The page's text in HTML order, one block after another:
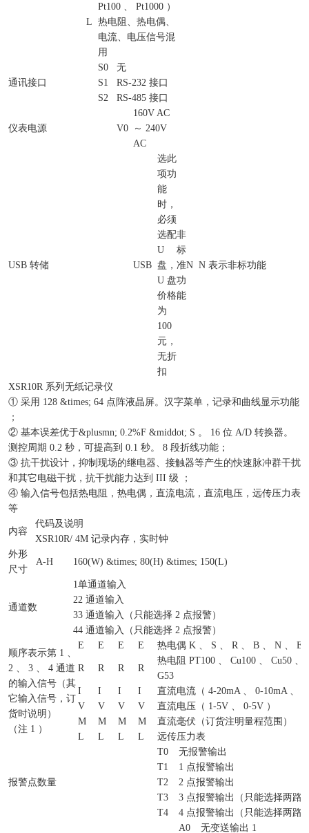
L
Pt100 、 Pt1000 ）
热电阻、热电偶、
电流、电压信号混
用
通讯接口
S0
无
S1
RS-232 接口
S2
RS-485 接口
仪表电源 V0
160V AC
～ 240V
AC
USB 转储 USB
选此
项功
能
时，
必须
选配
U
盘，
U 盘
价格
为
100
元，
无折
扣
非
标
准
功
能
N N 表示非标功能
XSR10R 系列无纸记录仪
① 采用 128 &times; 64 点阵液晶屏。汉字菜单，记录和曲线显示功能
；
② 基本误差优于&plusmn; 0.2%F &middot; S 。 16 位 A/D 转换器。
测控周期 0.2 秒，可提高到 0.1 秒。 8 段折线功能；
③ 抗干扰设计，抑制现场的继电器、接触器等产生的快速脉冲群干扰
和其它电磁干扰，抗干扰能力达到 III 级 ；
④ 输入信号包括热电阻，热电偶，直流电流，直流电压，远传压力表
等
内容
代码及说明
XSR10R/ 4M 记录内存，实时钟
外形
尺寸
A-H 160(W) &times; 80(H) &times; 150(L)
通道数
1单通道输入
22 通道输入
33 通道输入（只能选择 2 点报警）
44 通道输入（只能选择 2 点报警）
顺序表示第 1 、
2 、 3 、 4 通道
的输入信号（其
它输入信号，订
货时说明）
（注 1 ）
E E E E 热电偶 K 、 S 、 R 、 B 、 N 、 E
R R R R
热电阻 PT100 、 Cu100 、 Cu50
G53
I
I I I
直流电流（ 4-20mA 、 0-10mA 、
V
V V V
直流电压（ 1-5V 、 0-5V ）
M
M M M
直流毫伏（订货注明量程范围）
L
L L L 远传压力表
报警点数量
T0
无报警输出
T1
1 点报警输出
T2
2 点报警输出
T3
3 点报警输出（只能选择两路
T4
4 点报警输出（只能选择两路
A0
无变送输出 1